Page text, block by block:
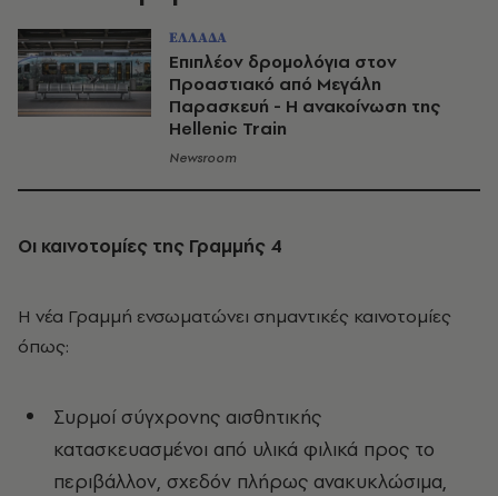
ΕΛΛΑΔΑ
Επιπλέον δρομολόγια στον
Προαστιακό από Μεγάλη
Παρασκευή - Η ανακοίνωση της
Hellenic Train
Newsroom
Οι καινοτομίες της Γραμμής 4
Η νέα Γραμμή ενσωματώνει σημαντικές καινοτομίες
όπως:
Συρμοί σύγχρονης αισθητικής
κατασκευασμένοι από υλικά φιλικά προς το
περιβάλλον, σχεδόν πλήρως ανακυκλώσιμα,